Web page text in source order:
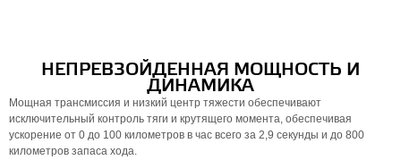
НЕПРЕВЗОЙДЕННАЯ МОЩНОСТЬ И
ДИНАМИКА
Мощная трансмиссия и низкий центр тяжести обеспечивают
исключительный контроль тяги и крутящего момента, обеспечивая
ускорение от 0 до 100 километров в час всего за 2,9 секунды и до 800
километров запаса хода.